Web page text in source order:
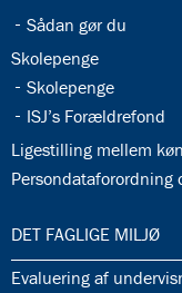
32.30:
Sådan gør du
32.32:
Skolepenge
32.33:
Skolepenge
32.35:
ISJ’s Forældrefond
32.36:
Ligestilling mellem
32.37:
33.0:
DET FAGLIGE MILJØ
33.1:
Evaluering af